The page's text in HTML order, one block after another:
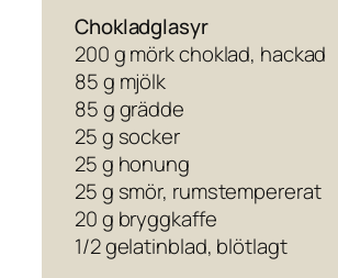
Chokladglasyr
200 g mörk choklad, hackad
85 g mjölk
85 g grädde
25 g socker
25 g honung
25 g smör, rumstempererat
20 g bryggkaffe
1/2 gelatinblad, blötlagt